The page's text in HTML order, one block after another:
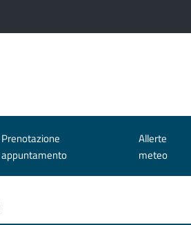
Prenotazione
appuntamento
Allerte
meteo